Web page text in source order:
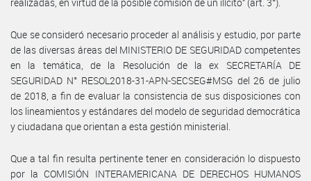
Que se consideró necesario proceder al análisis y estudio, por parte
de las diversas áreas del MINISTERIO DE SEGURIDAD competentes
en la temática, de la Resolución de la ex SECRETARÍA DE
SEGURIDAD N° RESOL2018-31-APN-SECSEG#MSG del 26 de julio
de 2018, a fin de evaluar la consistencia de sus disposiciones con
los lineamientos y estándares del modelo de seguridad democrática
y ciudadana que orientan a esta gestión ministerial.
Que a tal fin resulta pertinente tener en consideración lo dispuesto
por la COMISIÓN INTERAMERICANA DE DERECHOS HUMANOS